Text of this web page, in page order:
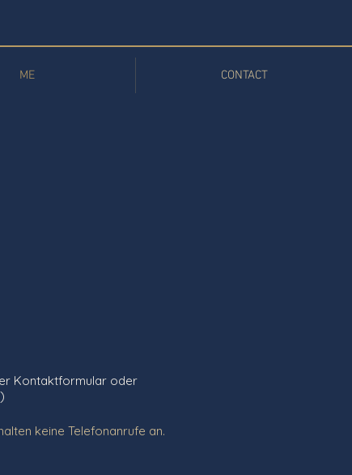
ME CONTACT
Kontaktformular oder
keine Telefonanrufe an.​​​​​​​​​​